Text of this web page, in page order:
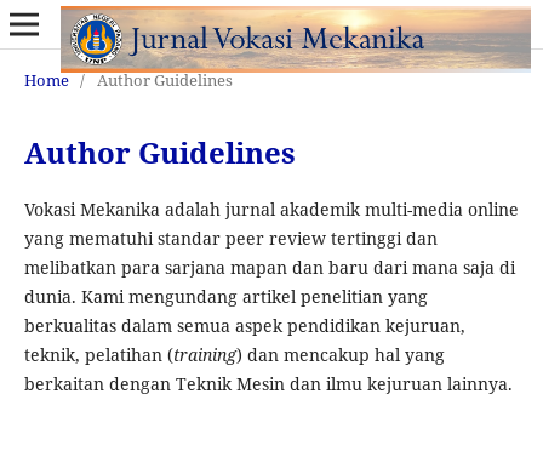
Home / Author Guidelines
Author Guidelines
Vokasi Mekanika adalah jurnal akademik multi-media online
yang mematuhi standar peer review tertinggi dan
melibatkan para sarjana mapan dan baru dari mana saja di
dunia. Kami mengundang artikel penelitian yang
berkualitas dalam semua aspek pendidikan kejuruan,
teknik, pelatihan (training) dan mencakup hal yang
berkaitan dengan Teknik Mesin dan ilmu kejuruan lainnya.